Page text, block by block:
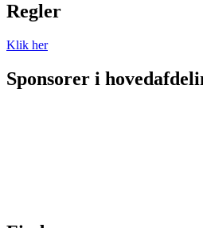
Regler
Klik her
Sponsorer i